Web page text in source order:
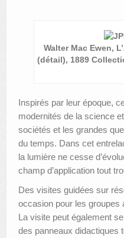
Walter Mac Ewen,
(détail), 1889
Inspirés par leur époque,
modernités de la science
sociétés et les grandes
du temps. Dans cet
la lumière ne cesse
champ d’application tout
Des visites guidées sur
occasion pour les groupes
La visite peut également
des panneaux didactiques